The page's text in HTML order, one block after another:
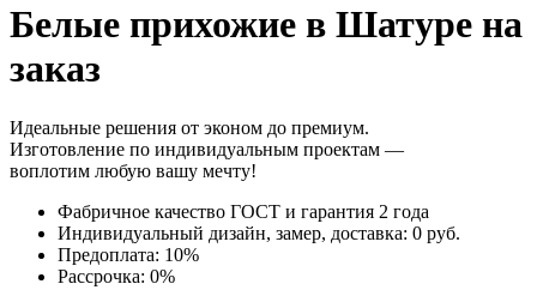
Белые прихожие в Шатуре на
заказ
Идеальные решения от эконом до премиум.
Изготовление по индивидуальным проектам —
воплотим любую вашу мечту!
Фабричное качество ГОСТ и гарантия 2 года
Индивидуальный дизайн, замер, доставка: 0 руб.
Предоплата: 10%
Рассрочка: 0%